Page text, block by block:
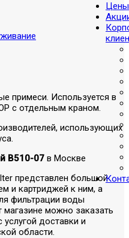
Цены
примеси. Используется в
с отдельным краном.
использующих
В510-07 в Москве
представлен большой
и картриджей к ним, а
фильтрации воды
магазине можно заказать
доставки и
области.